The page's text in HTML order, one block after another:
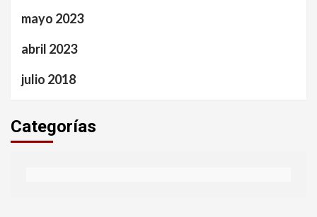
mayo 2023
abril 2023
julio 2018
Categorías